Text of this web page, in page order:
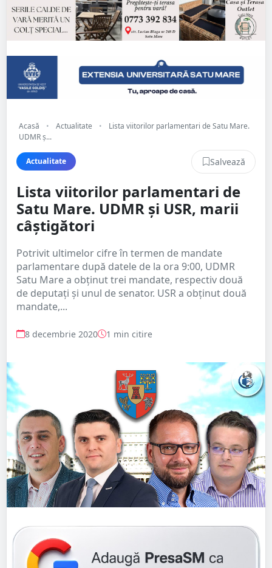
Acasă • Actualitate •
Lista viitorilor parlamentari de Satu Mare.
UDMR ș...
Actualitate Salvează
Lista viitorilor parlamentari de
Satu Mare. UDMR și USR, marii
câștigători
Potrivit ultimelor cifre în termen de mandate
parlamentare după datele de la ora 9:00, UDMR
Satu Mare a obținut trei mandate, respectiv două
de deputați și unul de senator. USR a obținut două
mandate,...
8 decembrie 2020 1 min citire